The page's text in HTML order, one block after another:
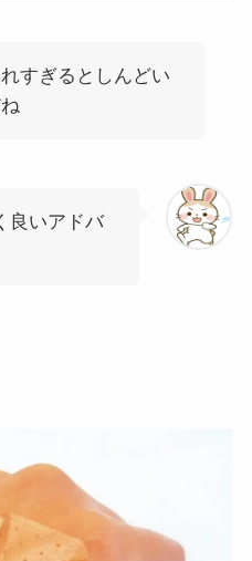
すぎるとしんどい
良いアドバ